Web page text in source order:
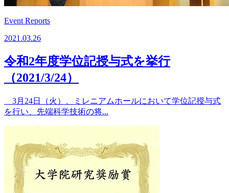
Event Reports
2021.03.26
令和2年度学位記授与式を挙行
（2021/3/24）
3月24日（火）、ミレニアムホールにおいて学位記授与式
を行い、先端科学技術の将...